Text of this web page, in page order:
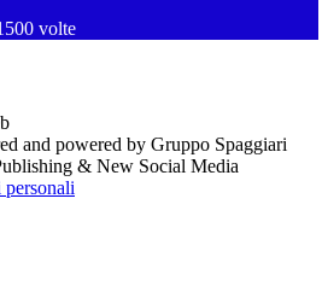
volte
and powered by Gruppo Spaggiari
& New Social Media